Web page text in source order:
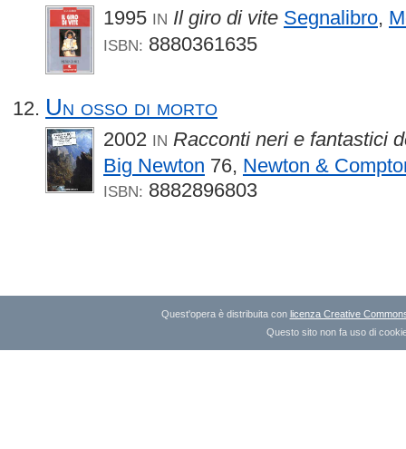
1995 IN Il giro di vite Segnalibro,
ISBN: 8880361635
Un osso di morto
2002 IN Racconti neri e fantastici
Big Newton 76, Newton &
ISBN: 8882896803
Quest'opera è distribuita con licenza Creative
Questo sito non fa uso di